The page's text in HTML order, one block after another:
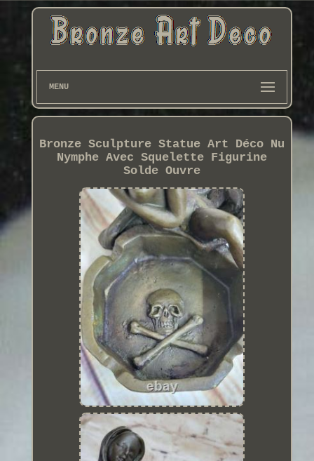
MENU
Bronze Sculpture Statue Art Déco Nu
Nymphe Avec Squelette Figurine
Solde Ouvre